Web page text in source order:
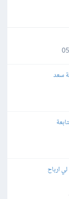
سعد
ارباح